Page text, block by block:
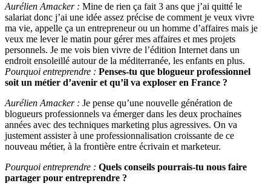
Aurélien Amacker : Mine de rien ça fait 3 ans que j’ai quitté le
salariat donc j’ai une idée assez précise de comment je veux vivre
ma vie, appelle ça un entrepreneur ou un homme d’affaires mais je
veux me lever le matin pour gérer mes affaires et mes projets
personnels. Je me vois bien vivre de l’édition Internet dans un
endroit ensoleillé autour de la méditerranée, les enfants en plus.
Pourquoi entreprendre : Penses-tu que blogueur professionnel
soit un métier d’avenir et qu’il va exploser en France ?
Aurélien Amacker : Je pense qu’une nouvelle génération de
blogueurs professionnels va émerger dans les deux prochaines
années avec des techniques marketing plus agressives. On va
justement assister à une professionnalisation croissante de ce
nouveau métier, à la frontière entre écrivain et marketeur.
Pourquoi entreprendre : Quels conseils pourrais-tu nous faire
partager pour entreprendre ?